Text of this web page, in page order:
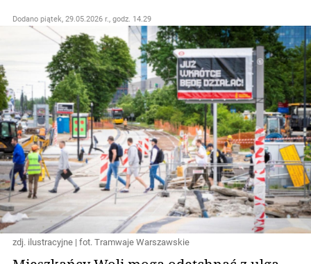
Dodano piątek, 29.05.2026 r., godz. 14.29
zdj. ilustracyjne | fot. Tramwaje Warszawskie